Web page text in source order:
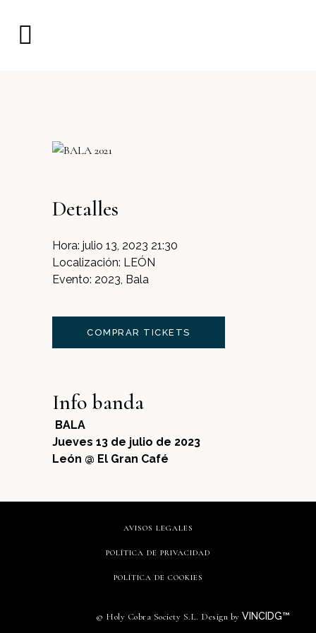
Detalles
Hora: julio 13, 2023 21:30
Localización: LEÓN
Evento: 2023, Bala
COMPRAR TICKETS
Info banda
BALA
Jueves 13 de julio de 2023
León @ El Gran Café
AVISOS LEGALES
POLÍTICA DE PRIVACIDAD
POLÍTICA DE COOKIES
© Holy Cobra Society S.L. Design by VINCIDG™